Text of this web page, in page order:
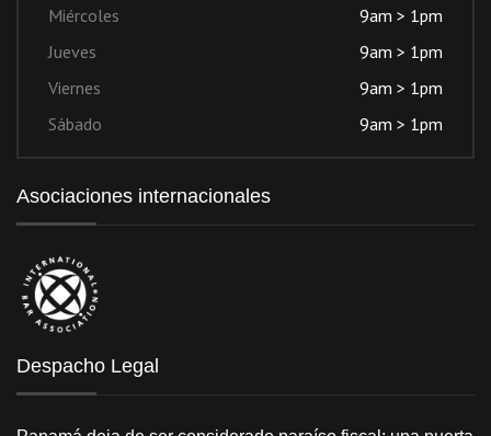
Miércoles
9am > 1pm
Jueves
9am > 1pm
Viernes
9am > 1pm
Sábado
9am > 1pm
Asociaciones internacionales
Despacho Legal